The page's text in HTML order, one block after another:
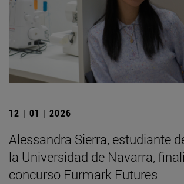
12 | 01 | 2026
Alessandra Sierra, estudiante
la Universidad de Navarra,
concurso Furmark Futures